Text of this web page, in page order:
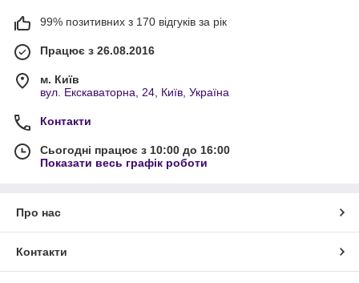
99% позитивних з 170 відгуків за рік
Працює з 26.08.2016
м. Київ
вул. Екскаваторна, 24, Київ, Україна
Контакти
Сьогодні працює з 10:00 до 16:00
Показати весь графік роботи
Про нас
Контакти